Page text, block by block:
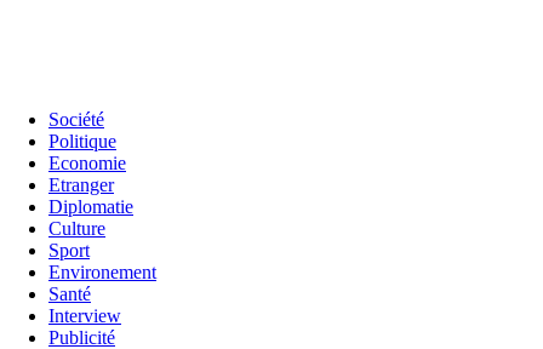
Société
Politique
Economie
Etranger
Diplomatie
Culture
Sport
Environement
Santé
Interview
Publicité